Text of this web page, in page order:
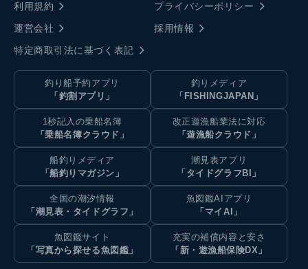
利用規約
プライバシーポリシー
運営会社
採用情報
特定商取引法に基づく表記
釣り船予約アプリ
「釣割アプリ」
釣りメディア
「FISHINGJAPAN」
1秒記入の乗船名簿
「乗船名簿クラウド」
改正遊漁船業法に対応
「遊漁船クラウド」
船釣りメディア
「船釣りマガジン」
潮見表アプリ
「タイドグラフBI」
全国の潮汐情報
「潮見表・タイドグラフ」
魚図鑑AIアプリ
「マイAI」
魚図鑑サイト
「写真から探せる魚図鑑」
充実の補償内容と安さ
「新・遊漁船保険DX」